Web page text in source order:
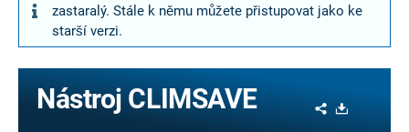
zastaralý. Stále k němu můžete přistupovat jako ke
starší verzi.
Nástroj CLIMSAVE Share